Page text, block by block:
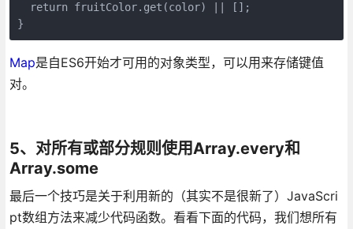
  return fruitColor.get(color) || [];
}
Map是自ES6开始才可用的对象类型，可以用来存储键值
对。
5、对所有或部分规则使用Array.every和
Array.some
最后一个技巧是关于利用新的（其实不是很新了）JavaScri
pt数组方法来减少代码函数。看看下面的代码，我们想所有